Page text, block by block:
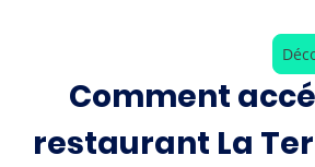
Comment
restaurant La